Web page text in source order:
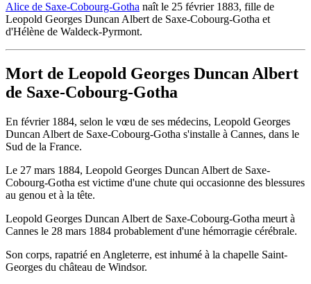
Alice de Saxe-Cobourg-Gotha naît le 25 février 1883, fille de
Leopold Georges Duncan Albert de Saxe-Cobourg-Gotha et
d'Hélène de Waldeck-Pyrmont.
Mort de Leopold Georges Duncan Albert
de Saxe-Cobourg-Gotha
En février 1884, selon le vœu de ses médecins, Leopold Georges
Duncan Albert de Saxe-Cobourg-Gotha s'installe à Cannes, dans le
Sud de la France.
Le 27 mars 1884, Leopold Georges Duncan Albert de Saxe-
Cobourg-Gotha est victime d'une chute qui occasionne des blessures
au genou et à la tête.
Leopold Georges Duncan Albert de Saxe-Cobourg-Gotha meurt à
Cannes le 28 mars 1884 probablement d'une hémorragie cérébrale.
Son corps, rapatrié en Angleterre, est inhumé à la chapelle Saint-
Georges du château de Windsor.